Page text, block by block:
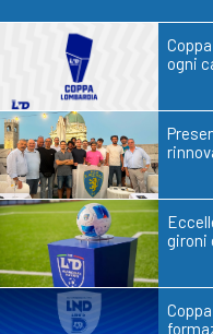
ogni
gironi